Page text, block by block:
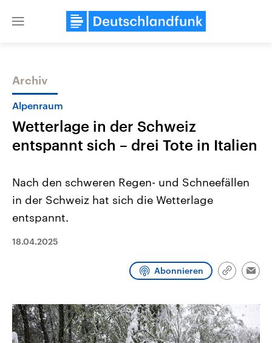
Close
Themen
2026
Sachsen-Anhalt wählt am 6.
Bundesland von einer Koalition aus
und Hintergründe zu den Parteien
und Kandidaten der anstehenden
Wahl.
den mächtigsten Ländern
mit großem Einfluss auf
aktuelle Weltgeschehen.
Sendungen Programm Podcasts
Audio-Archiv
Archiv
Alpenraum
Wetterlage in der Schweiz
entspannt sich – drei Tote in Italien
Nach den schweren Regen- und Schneefällen
in der Schweiz hat sich die Wetterlage
entspannt.
18.04.2025
Abonnieren
Link